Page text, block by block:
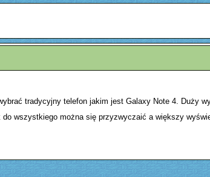
tradycyjny telefon jakim jest Galaxy Note 4. Duży
wszystkiego można się przyzwyczaić a większy